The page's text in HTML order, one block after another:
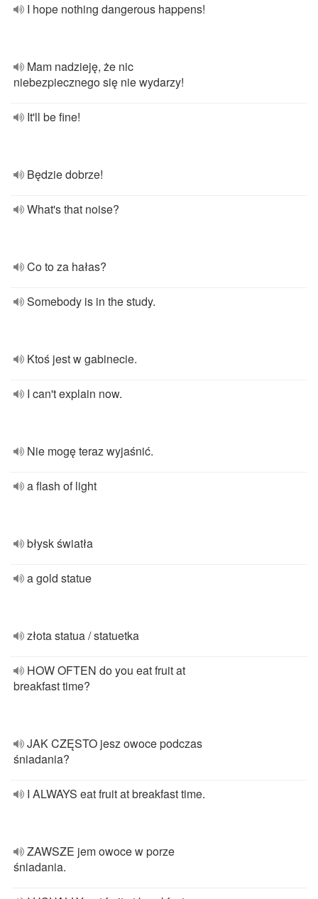
I hope nothing dangerous happens!
Mam nadzieję, że nic
niebezpiecznego się nie wydarzy!
It'll be fine!
Będzie dobrze!
What's that noise?
Co to za hałas?
Somebody is in the study.
Ktoś jest w gabinecie.
I can't explain now.
Nie mogę teraz wyjaśnić.
a flash of light
błysk światła
a gold statue
złota statua / statuetka
HOW OFTEN do you eat fruit at
breakfast time?
JAK CZĘSTO jesz owoce podczas
śniadania?
I ALWAYS eat fruit at breakfast time.
ZAWSZE jem owoce w porze
śniadania.